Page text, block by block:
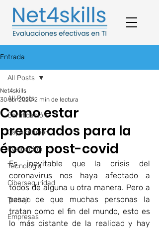
Entrada
All Posts
Certificación
Capacitación
Evaluación
Tecnología
Ciberseguridad
Trabajo
Empresas
All Posts
Como estar
preparados para la
época post-covid
Net4skills
30 abr 2020 2 min de lectura
Es inevitable que la crisis del
coronavirus nos haya afectado a
todos de alguna u otra manera. Pero a
pesar de que muchas personas la
tratan como el fin del mundo, esto es
lo más distante de la realidad y hay